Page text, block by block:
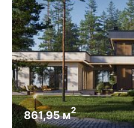
861,95 м2